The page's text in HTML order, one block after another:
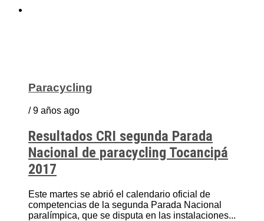
Paracycling
/ 9 años ago
Resultados CRI segunda Parada
Nacional de paracycling Tocancipá
2017
Este martes se abrió el calendario oficial de
competencias de la segunda Parada Nacional
paralímpica, que se disputa en las instalaciones...